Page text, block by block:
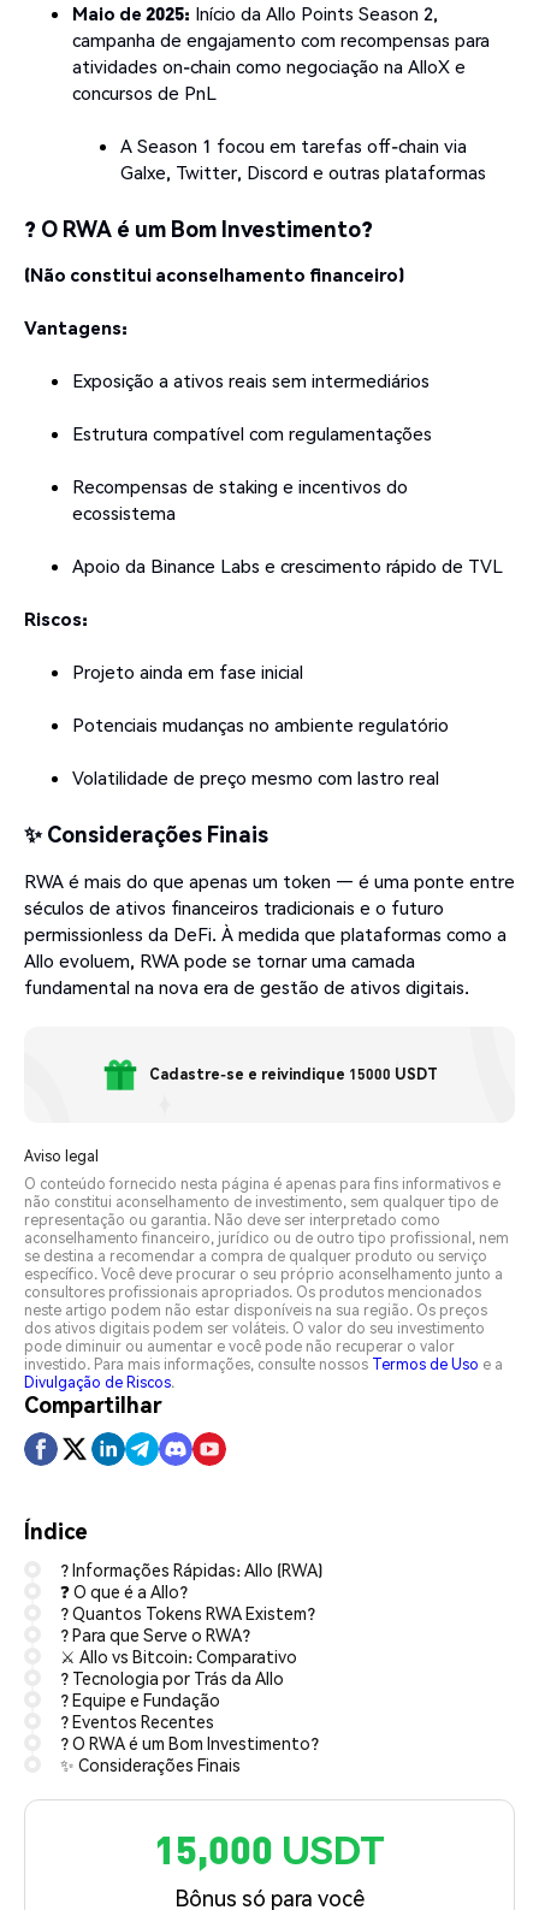
Maio de 2025: Início da Allo Points Season 2,
campanha de engajamento com recompensas para
atividades on-chain como negociação na AlloX e
concursos de PnL
A Season 1 focou em tarefas off-chain via
Galxe, Twitter, Discord e outras plataformas
? O RWA é um Bom Investimento?
(Não constitui aconselhamento financeiro)
Vantagens:
Exposição a ativos reais sem intermediários
Estrutura compatível com regulamentações
Recompensas de staking e incentivos do
ecossistema
Apoio da Binance Labs e crescimento rápido de TVL
Riscos:
Projeto ainda em fase inicial
Potenciais mudanças no ambiente regulatório
Volatilidade de preço mesmo com lastro real
✨ Considerações Finais
RWA é mais do que apenas um token — é uma ponte entre
séculos de ativos financeiros tradicionais e o futuro
permissionless da DeFi. À medida que plataformas como a
Allo evoluem, RWA pode se tornar uma camada
fundamental na nova era de gestão de ativos digitais.
Cadastre-se e reivindique 15000 USDT
Aviso legal
O conteúdo fornecido nesta página é apenas para fins informativos e
não constitui aconselhamento de investimento, sem qualquer tipo de
representação ou garantia. Não deve ser interpretado como
aconselhamento financeiro, jurídico ou de outro tipo profissional, nem
se destina a recomendar a compra de qualquer produto ou serviço
específico. Você deve procurar o seu próprio aconselhamento junto a
consultores profissionais apropriados. Os produtos mencionados
neste artigo podem não estar disponíveis na sua região. Os preços
dos ativos digitais podem ser voláteis. O valor do seu investimento
pode diminuir ou aumentar e você pode não recuperar o valor
investido. Para mais informações, consulte nossos Termos de Uso e a
Divulgação de Riscos.
Compartilhar
Índice
? Informações Rápidas: Allo (RWA)
❓ O que é a Allo?
? Quantos Tokens RWA Existem?
? Para que Serve o RWA?
⚔ Allo vs Bitcoin: Comparativo
? Tecnologia por Trás da Allo
? Equipe e Fundação
? Eventos Recentes
? O RWA é um Bom Investimento?
✨ Considerações Finais
15,000 USDT
Bônus só para você